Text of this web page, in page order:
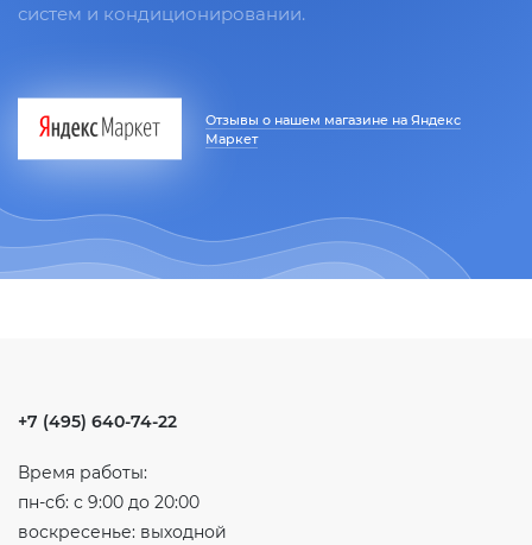
систем и кондиционировании.
Отзывы о нашем магазине на Яндекс
Маркет
+7 (495) 640-74-22
Время работы:
пн-сб: с 9:00 до 20:00
воскресенье: выходной